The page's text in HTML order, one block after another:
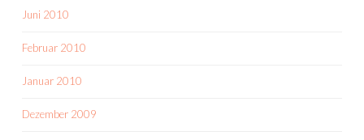
Juni 2010
Februar 2010
Januar 2010
Dezember 2009